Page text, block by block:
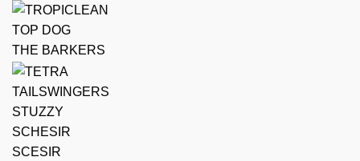
TOP DOG
THE BARKERS
TAILSWINGERS
STUZZY
SCHESIR
SCESIR